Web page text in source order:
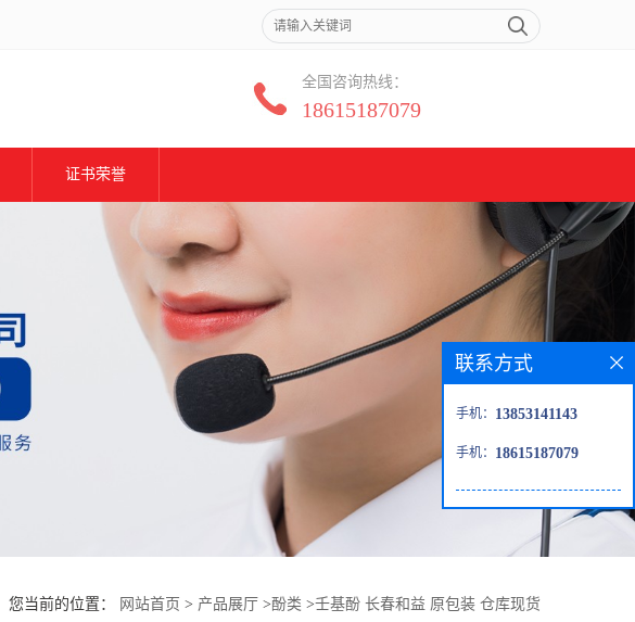
全国咨询热线：
18615187079
证书荣誉
您当前的位置： 网站首页 > 产品展厅 >酚类 >壬基酚 长春和益 原包装 仓库现货
联系方式
手机： 13853141143
手机： 18615187079